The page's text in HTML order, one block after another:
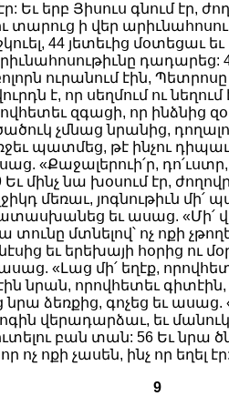
Եւ երբ Յիսուս գնում էր,
տարուց ի վեր
44 յետեւից
դադարեց:
ուրանում էին,
է, որ սեղմում ու նեղում
զգացի, որ ինձնից
չմնաց նրանից,
պատմեց, թէ ինչու դիպաւ
«Քաջալերուի՛ր,
մինչ նա խօսում էր,
մեռաւ, յոգնութիւն մի՛
եւ ասաց. «Մի՛
մտնելով՝ ոչ ոքի
եւ երեխայի հօրից ու
«Լաց մի՛ եղէք,
նրան, որովհետեւ գիտէին,
նրա ձեռքից, գոչեց եւ ասաց.
վերադարձաւ, եւ
բան տան: 56 Եւ նրա
ոչ ոքի չասեն, ինչ որ եղել
9